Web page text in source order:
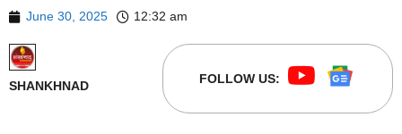
June 30, 2025 12:32 am
SHANKHNAD FOLLOW US: